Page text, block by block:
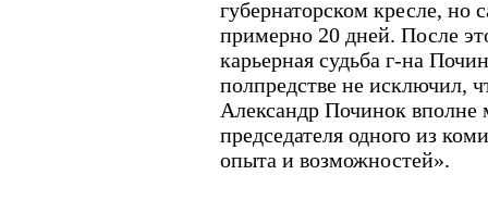
губернаторском кресле, но
примерно 20 дней. После
карьерная судьба г-на
полпредстве не исключил,
Александр Починок вполне
председателя одного из
опыта и возможностей».